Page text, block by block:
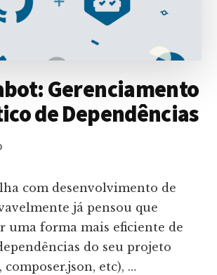
Gerenciamento
de Dependências
com desenvolvimento de
já pensou que
uma forma mais eficiente de
do seu projeto
composer.json, etc), …